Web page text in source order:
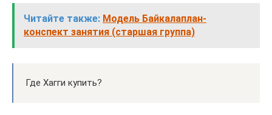
Читайте также: Модель Байкалаплан-
конспект занятия (старшая группа)
Где Хагги купить?